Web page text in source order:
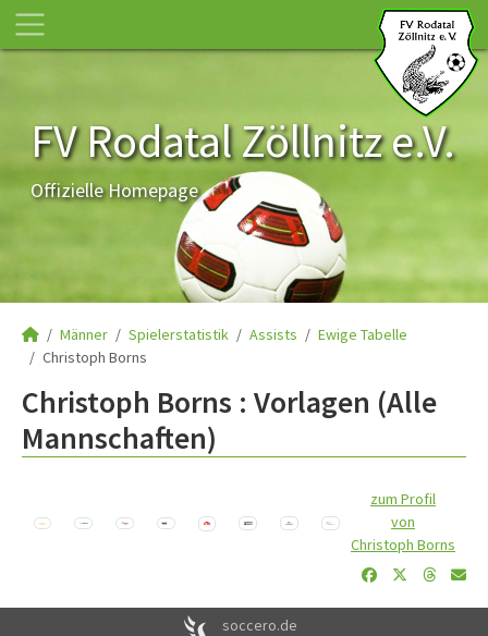
FV Rodatal Zöllnitz e.V.
Offizielle Homepage
Männer Spielerstatistik Assists
Ewige Tabelle
Christoph Borns
Christoph Borns : Vorlagen (Alle
Mannschaften)
zum Profil
von
Christoph Borns
soccero.de